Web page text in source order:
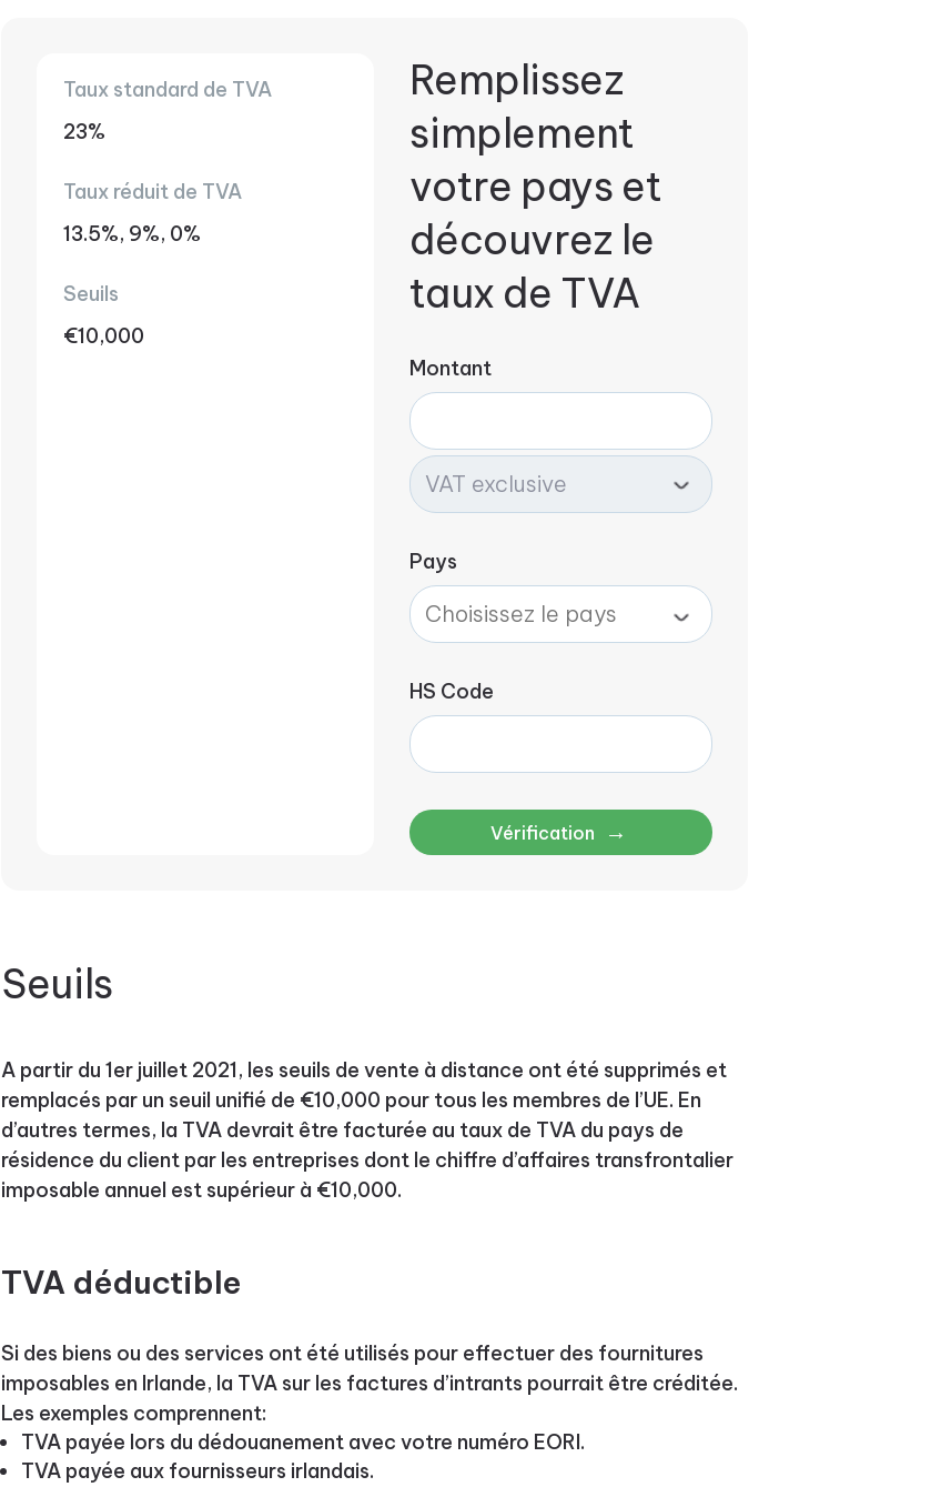
Taux standard de TVA
23%
Taux réduit de TVA
13.5%, 9%, 0%
Seuils
€10,000
Remplissez
simplement
votre pays et
découvrez le
taux de TVA
Montant
Pays
HS Code
Vérification →
Seuils
A partir du 1er juillet 2021, les seuils de vente à distance ont été supprimés et
remplacés par un seuil unifié de €10,000 pour tous les membres de l’UE. En
d’autres termes, la TVA devrait être facturée au taux de TVA du pays de
résidence du client par les entreprises dont le chiffre d’affaires transfrontalier
imposable annuel est supérieur à €10,000.
TVA déductible
Si des biens ou des services ont été utilisés pour effectuer des fournitures
imposables en Irlande, la TVA sur les factures d’intrants pourrait être créditée.
Les exemples comprennent:
TVA payée lors du dédouanement avec votre numéro EORI.
TVA payée aux fournisseurs irlandais.